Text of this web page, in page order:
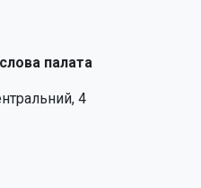
палата
4